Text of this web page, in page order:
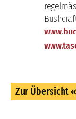
Zur Übersicht